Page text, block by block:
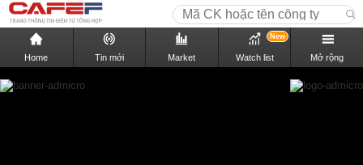
Home Tin mới Market Watch list
New
Mở rộng